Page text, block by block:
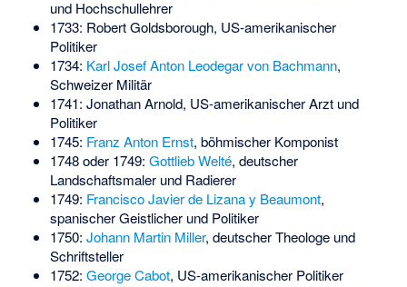
und Hochschullehrer
1733: Robert Goldsborough, US-amerikanischer
Politiker
1734: Karl Josef Anton Leodegar von Bachmann,
Schweizer Militär
1741: Jonathan Arnold, US-amerikanischer Arzt und
Politiker
1745: Franz Anton Ernst, böhmischer Komponist
1748 oder 1749: Gottlieb Welté, deutscher
Landschaftsmaler und Radierer
1749: Francisco Javier de Lizana y Beaumont,
spanischer Geistlicher und Politiker
1750: Johann Martin Miller, deutscher Theologe und
Schriftsteller
1752: George Cabot, US-amerikanischer Politiker